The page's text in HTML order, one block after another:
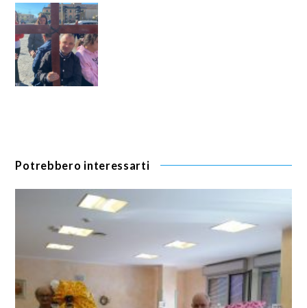
Potrebbero interessarti